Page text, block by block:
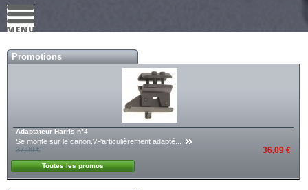
Promotions
Adaptateur Harris n°4
Se monte sur le canon.?Particulièrement adapté...
37,99 €
36,09 €
Toutes les promos